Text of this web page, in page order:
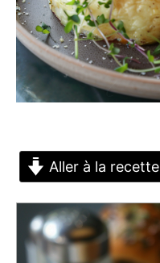
Aller à la recette